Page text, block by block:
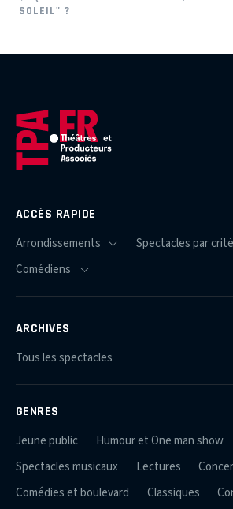
SOLEIL" ?
ACCÈS RAPIDE
ARCHIVES
Tous les spectacles
GENRES
Jeune public
Humour et One man show
Spectacles musicaux
Lectures
Comédies et boulevard
Classiques